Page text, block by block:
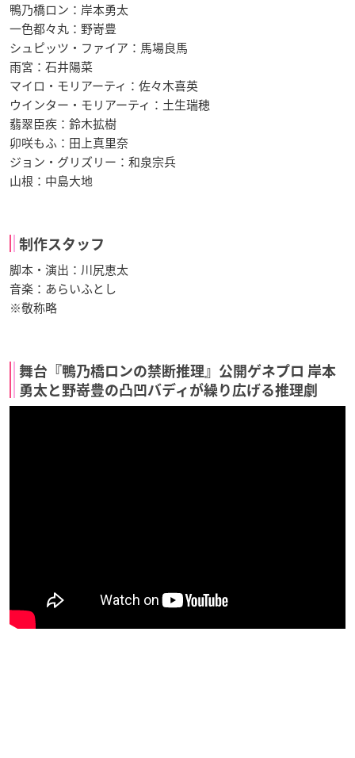
鴨乃橋ロン：岸本勇太
一色都々丸：野嵜豊
シュピッツ・ファイア：馬場良馬
雨宮：石井陽菜
マイロ・モリアーティ：佐々木喜英
ウインター・モリアーティ：土生瑞穂
翡翠臣疾：鈴木拡樹
卯咲もふ：田上真里奈
ジョン・グリズリー：和泉宗兵
山根：中島大地
制作スタッフ
脚本・演出：川尻恵太
音楽：あらいふとし
※敬称略
舞台『鴨乃橋ロンの禁断推理』公開ゲネプロ 岸本
勇太と野嵜豊の凸凹バディが繰り広げる推理劇